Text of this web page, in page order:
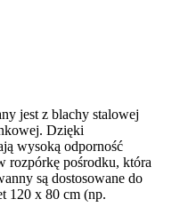
jest z blachy stalowej
Dzięki
wysoką odporność
rozpórkę pośrodku, która
są dostosowane do
120 x 80 cm (np.